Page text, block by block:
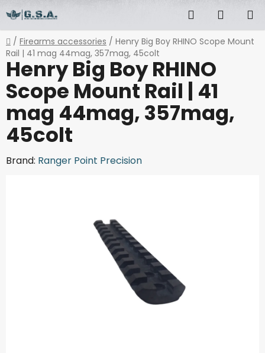
to
content
Search
CART
Home
/ Firearms accessories / Henry Big Boy RHINO Scope Mount
Rail | 41 mag 44mag, 357mag, 45colt
Henry Big Boy RHINO
Scope Mount Rail | 41
mag 44mag, 357mag,
45colt
Brand: Ranger Point Precision